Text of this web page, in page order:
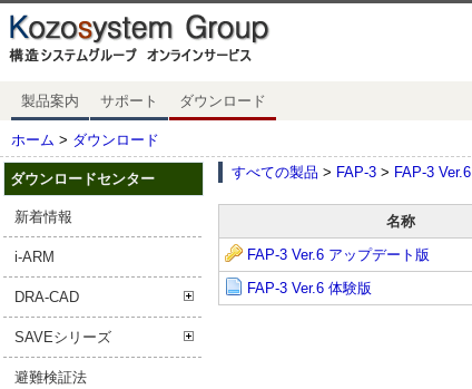
製品案内 サポート ダウンロード
ホーム > ダウンロード
ダウンロードセンター
新着情報
i-ARM
DRA-CAD
SAVEシリーズ
避難検証法
すべての製品 > FAP-3 > FAP-3 Ver.6
名称
FAP-3 Ver.6 アップデート版
FAP-3 Ver.6 体験版